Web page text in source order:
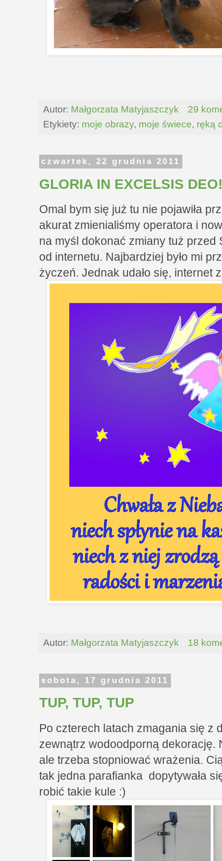
Autor: Małgorzata Matyjaszczyk
29
Etykiety: moje obrazy, moje świece, ręką
czwartek, 22 grudnia 2011
GLORIA IN EXCELSIS DEO!
Omal bym się już tu nie pojawiła
akurat zmienialiśmy operatora i
na myśl dokonać zmiany tuż przed
od internetu. Najbardziej było mi
życzeń. Jednak udało się, internet
Autor: Małgorzata Matyjaszczyk 18
sobota, 17 grudnia 2011
TUP, TUP, TUP
Po czterech latach zmagania się z
zewnątrz wodoodporną dekorację.
ale trzeba stopniować wrażenia.
tak jedna parafianka dopytywała
robić takie kule :)